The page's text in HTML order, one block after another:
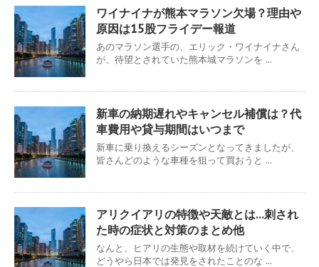
ワイナイナが熊本マラソン欠場？理由や
原因は15股フライデー報道
あのマラソン選手の、エリック・ワイナイナさん
が、待望とされていた熊本城マラソンを ...
新車の納期遅れやキャンセル補償は？代
車費用や貸与期間はいつまで
新車に乗り換えるシーズンとなってきましたが、
皆さんどのような車種を狙って買おうと ...
アリクイアリの特徴や天敵とは…刺され
た時の症状と対策のまとめ他
なんと、ヒアリの生態や取材を続けていく中で、
どうやら日本では発見をされたことのな ...